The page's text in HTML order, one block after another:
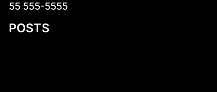
55 555-5555
POSTS